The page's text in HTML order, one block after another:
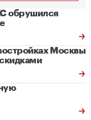
обрушился
Москвы